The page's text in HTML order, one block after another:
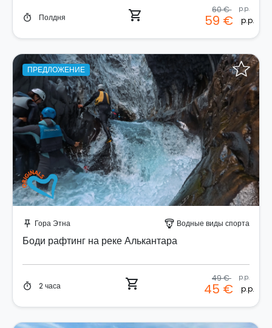
timer Полдня shopping_cart 60 € p.p.
59 € p.p.
ПРЕДЛОЖЕНИЕ
push_pin Гора Этна paragliding Водные виды спорта
Боди рафтинг на реке Алькантара
timer 2 часа shopping_cart 49 € p.p.
45 € p.p.